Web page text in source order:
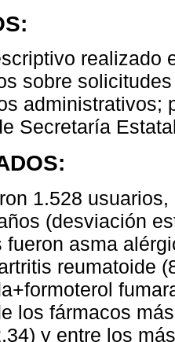
realizado
sobre
administrativos;
Secretaría
1.528
(desviación
fueron asma
reumatoide
los fármacos
y entre los